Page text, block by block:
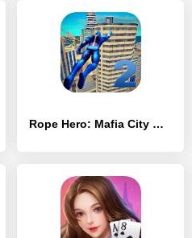
Rope Hero: Mafia City Wars - [Взлом/МОД Бесконечные деньги]